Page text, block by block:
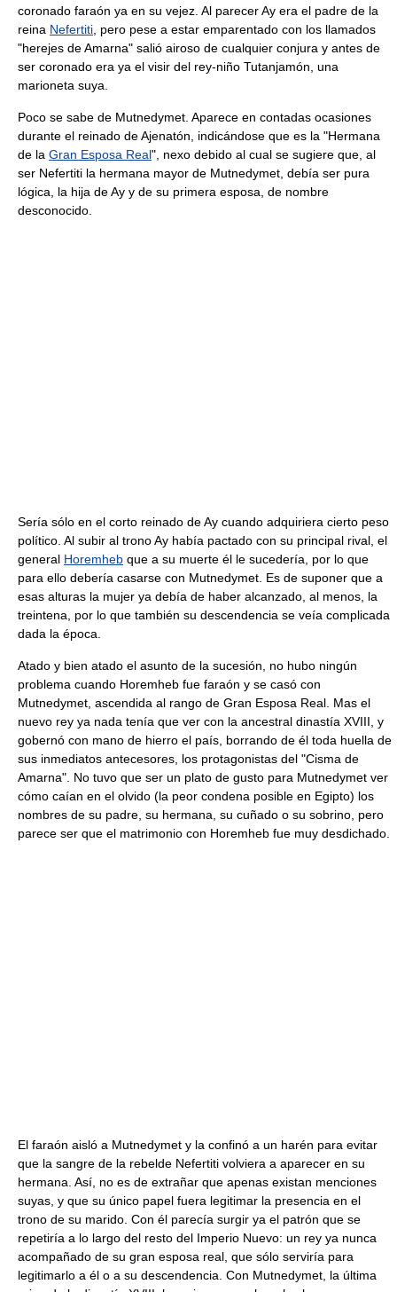
coronado faraón ya en su vejez. Al parecer Ay era el padre de la
reina Nefertiti , pero pese a estar emparentado con los llamados
"herejes de Amarna" salió airoso de cualquier conjura y antes de
ser coronado era ya el visir del rey-niño Tutanjamón, una
marioneta suya.
Poco se sabe de Mutnedymet. Aparece en contadas ocasiones
durante el reinado de Ajenatón, indicándose que es la "Hermana
de la Gran Esposa Real", nexo debido al cual se sugiere que, al
ser Nefertiti la hermana mayor de Mutnedymet, debía ser pura
lógica, la hija de Ay y de su primera esposa, de nombre
desconocido.
Sería sólo en el corto reinado de Ay cuando adquiriera cierto peso
político. Al subir al trono Ay había pactado con su principal rival, el
general Horemheb que a su muerte él le sucedería, por lo que
para ello debería casarse con Mutnedymet. Es de suponer que a
esas alturas la mujer ya debía de haber alcanzado, al menos, la
treintena, por lo que también su descendencia se veía complicada
dada la época.
Atado y bien atado el asunto de la sucesión, no hubo ningún
problema cuando Horemheb fue faraón y se casó con
Mutnedymet, ascendida al rango de Gran Esposa Real. Mas el
nuevo rey ya nada tenía que ver con la ancestral dinastía XVIII, y
gobernó con mano de hierro el país, borrando de él toda huella de
sus inmediatos antecesores, los protagonistas del "Cisma de
Amarna". No tuvo que ser un plato de gusto para Mutnedymet ver
cómo caían en el olvido (la peor condena posible en Egipto) los
nombres de su padre, su hermana, su cuñado o su sobrino, pero
parece ser que el matrimonio con Horemheb fue muy desdichado.
El faraón aisló a Mutnedymet y la confinó a un harén para evitar
que la sangre de la rebelde Nefertiti volviera a aparecer en su
hermana. Así, no es de extrañar que apenas existan menciones
suyas, y que su único papel fuera legitimar la presencia en el
trono de su marido. Con él parecía surgir ya el patrón que se
repetiría a lo largo del resto del Imperio Nuevo: un rey ya nunca
acompañado de su gran esposa real, que sólo serviría para
legitimarlo a él o a su descendencia. Con Mutnedymet, la última